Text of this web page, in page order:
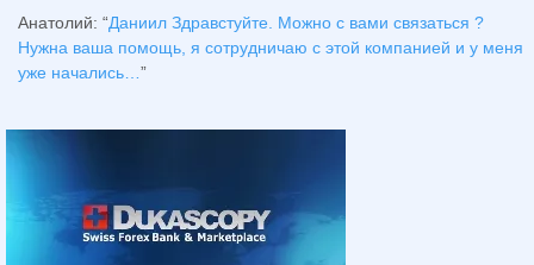
Анатолий: “Даниил Здравстуйте. Можно с вами связаться ?
Нужна ваша помощь, я сотрудничаю с этой компанией и у меня
уже начались… ”